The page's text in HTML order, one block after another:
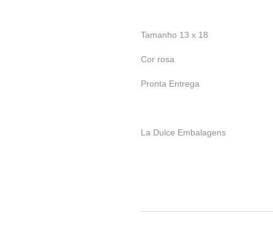
Tamanho 13 x 18
Cor rosa
Pronta Entrega
La Dulce Embalagens